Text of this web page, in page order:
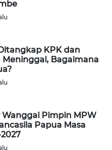
KPK dan
Bagaimana
Wanggai Pimpin MPW
Papua Masa